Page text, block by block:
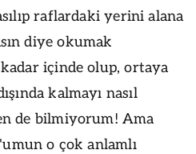
raflardaki yerini alana
diye okumak
içinde olup, ortaya
kalmayı nasıl
de bilmiyorum! Ama
o çok anlamlı